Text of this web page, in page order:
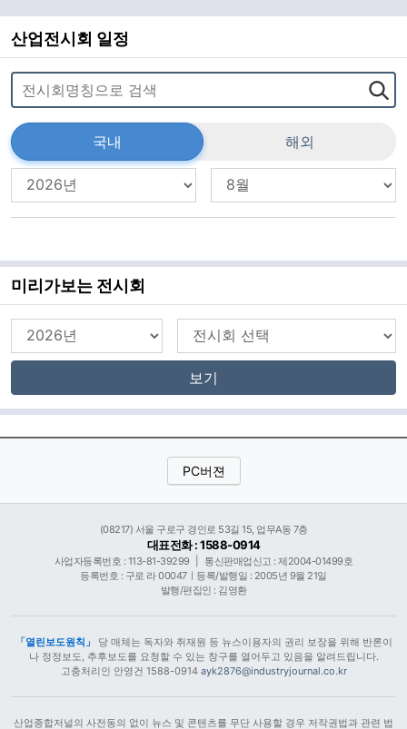
텐츠 제작자 양측 모두에게 시급한 판단을 요구한다.
특히 한국은 주요국과 달
산업전시회 일정
국내 해외
미리가보는 전시회
보기
PC버젼
(08217) 서울 구로구 경인로 53길 15, 업무A동 7층
대표전화 : 1588-0914
사업자등록번호 : 113-81-39299
통신판매업신고 : 제2004-01499호
등록번호 : 구로 라 00047ㅣ등록/발행일 : 2005년 9월 21일
발행/편집인 : 김영환
「열린보도원칙」
당 매체는 독자와 취재원 등 뉴스이용자의 권리 보장을 위해 반론이
나 정정보도, 추후보도를 요청할 수 있는 창구를 열어두고 있음을 알려드립니다.
고충처리인 안영건 1588-0914 ayk2876@industryjournal.co.kr
산업종합저널의 사전동의 없이 뉴스 및 콘텐츠를 무단 사용할 경우 저작권법과 관련 법